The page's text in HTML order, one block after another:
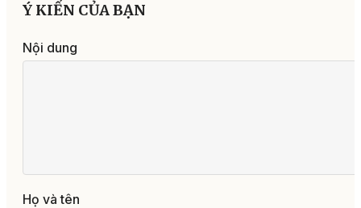
Ý KIẾN CỦA BẠN
Nội dung
Họ và tên